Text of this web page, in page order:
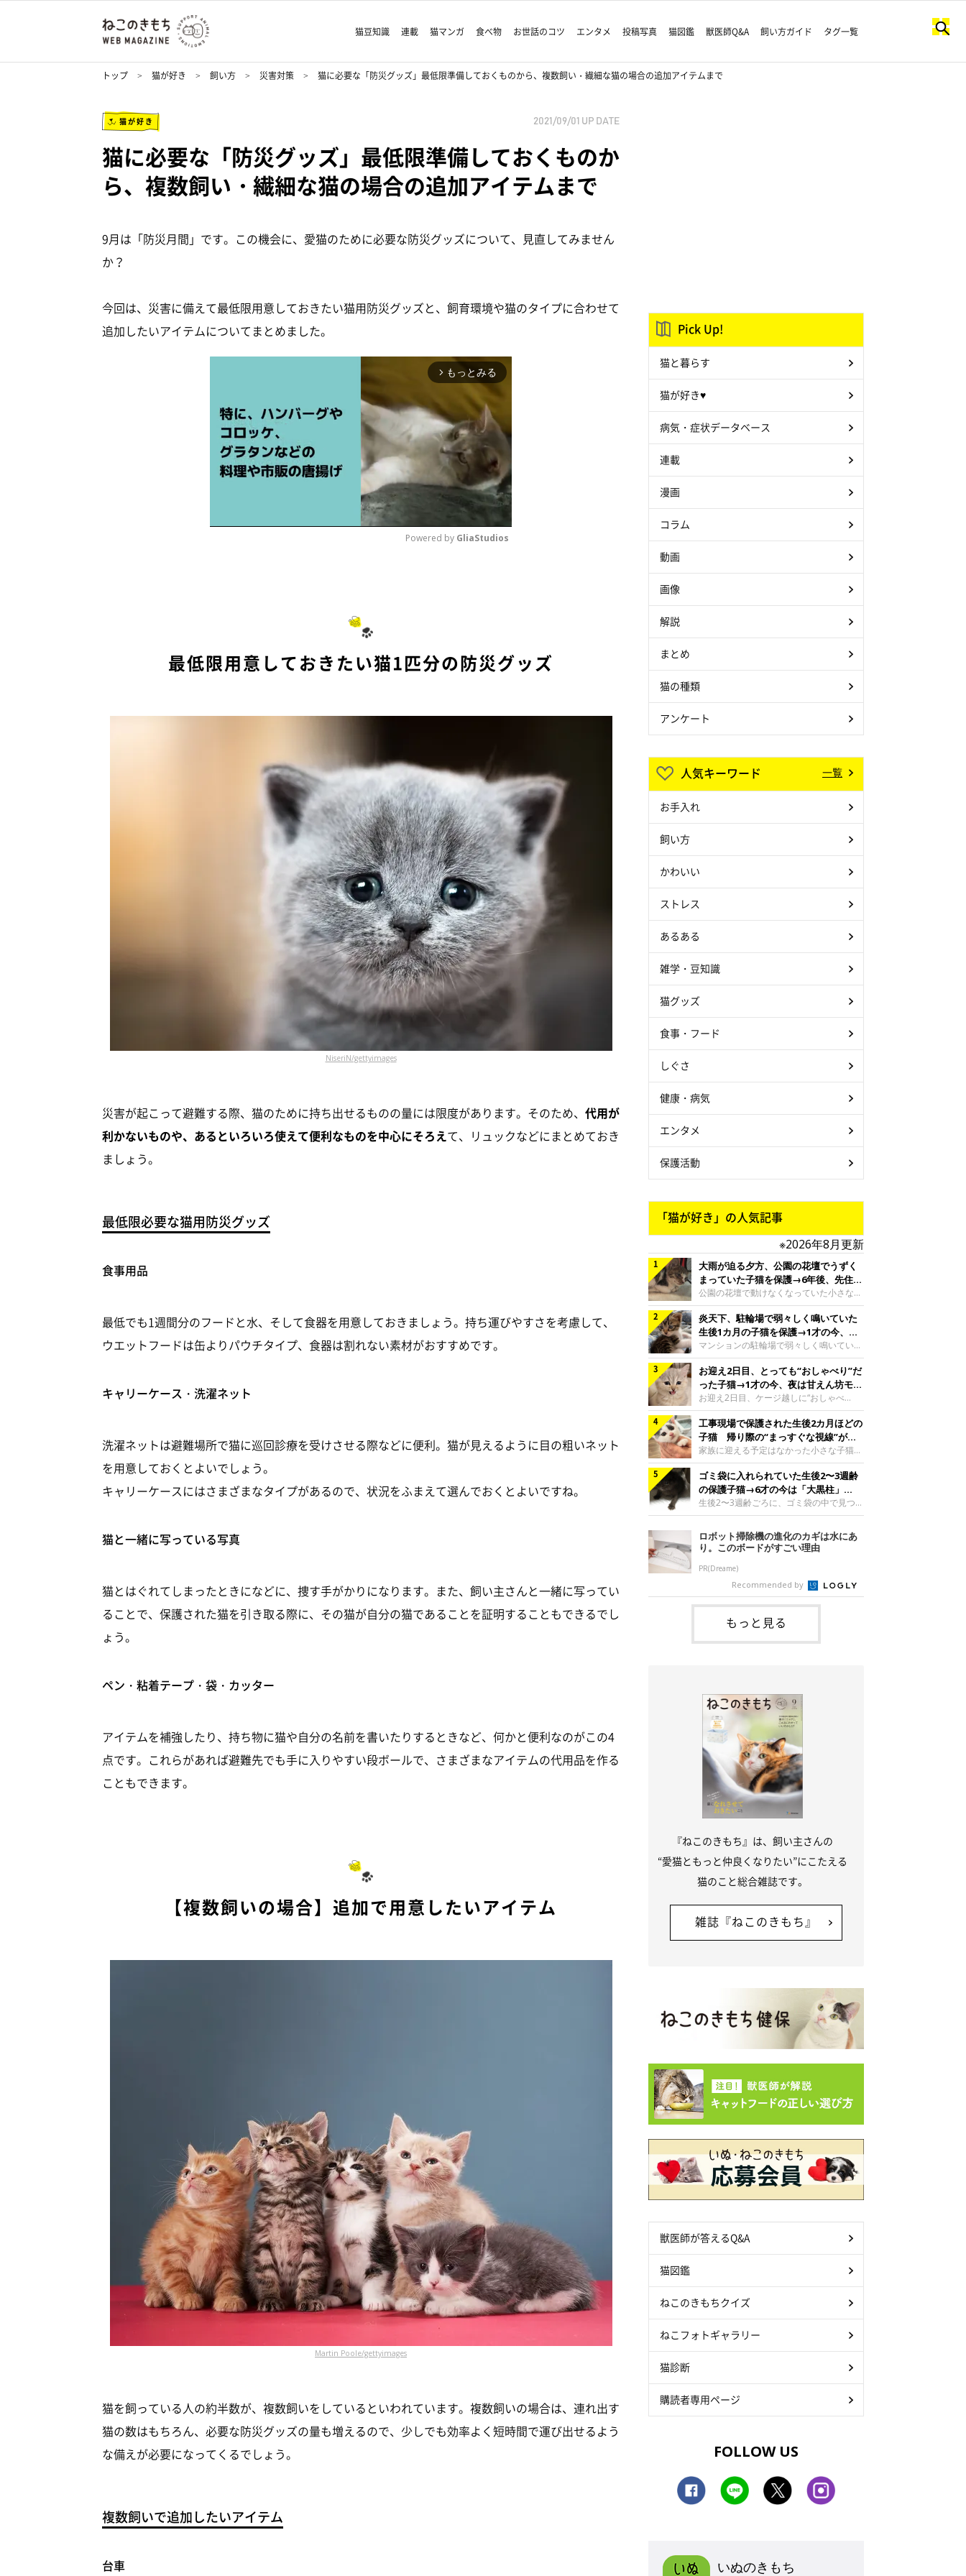
猫豆知識 連載 猫マンガ 食べ物 お世話のコツ エンタメ 投稿写真 猫図鑑 獣医師Q&A 飼い方ガイド タグ一覧
トップ 猫が好き 飼い方 災害対策 猫に必要な「防災グッズ」最低限準備しておくものから、複数飼い・繊細な猫の場合の追加アイテムまで
猫が好き 2021/09/01 UP DATE
猫に必要な「防災グッズ」最低限準備しておくものか
ら、複数飼い・繊細な猫の場合の追加アイテムまで
9月は「防災月間」です。この機会に、愛猫のために必要な防災グッズについて、見直してみません
か？
今回は、災害に備えて最低限用意しておきたい猫用防災グッズと、飼育環境や猫のタイプに合わせて
追加したいアイテムについてまとめました。
arrow_forward_ios もっとみる
Powered by GliaStudios
最低限用意しておきたい猫1匹分の防災グッズ
NiseriN/gettyimages
災害が起こって避難する際、猫のために持ち出せるものの量には限度があります。そのため、 代用が
利かないものや、あるといろいろ使えて便利なものを中心にそろえて、リュックなどにまとめておき
ましょう。
最低限必要な猫用防災グッズ
食事用品
最低でも1週間分のフードと水、そして食器を用意しておきましょう。持ち運びやすさを考慮して、
ウエットフードは缶よりパウチタイプ、食器は割れない素材がおすすめです。
キャリーケース・洗濯ネット
洗濯ネットは避難場所で猫に巡回診療を受けさせる際などに便利。猫が見えるように目の粗いネット
を用意しておくとよいでしょう。
キャリーケースにはさまざまなタイプがあるので、状況をふまえて選んでおくとよいですね。
猫と一緒に写っている写真
猫とはぐれてしまったときになどに、捜す手がかりになります。また、飼い主さんと一緒に写ってい
ることで、保護された猫を引き取る際に、その猫が自分の猫であることを証明することもできるでし
ょう。
ペン・粘着テープ・袋・カッター
アイテムを補強したり、持ち物に猫や自分の名前を書いたりするときなど、何かと便利なのがこの4
点です。これらがあれば避難先でも手に入りやすい段ボールで、さまざまなアイテムの代用品を作る
こともできます。
【複数飼いの場合】追加で用意したいアイテム
Martin Poole/gettyimages
猫を飼っている人の約半数が、複数飼いをしているといわれています。複数飼いの場合は、連れ出す
猫の数はもちろん、必要な防災グッズの量も増えるので、少しでも効率よく短時間で運び出せるよう
な備えが必要になってくるでしょう。
複数飼いで追加したいアイテム
台車
Pick Up!
猫と暮らす
猫が好き♥
病気・症状データベース
連載
漫画
コラム
動画
画像
解説
まとめ
猫の種類
アンケート
人気キーワード 一覧
お手入れ
飼い方
かわいい
ストレス
あるある
雑学・豆知識
猫グッズ
食事・フード
しぐさ
健康・病気
エンタメ
保護活動
「猫が好き」の人気記事
※2026年8月更新
大雨が迫る夕方、公園の花壇でうずく
まっていた子猫を保護→6年後、先住猫
と“姉妹”のような関係に
公園の花壇で動けなくなっていた小さな子
猫。家族に迎えられてから6年、先住猫と
の間には深い絆が育まれていました。保護
当時のティダちゃん。
@muumuu62197189紹介するのは、
X（旧Twitter）ユーザー
@muumuu62197189さんの愛猫・ティダ
ちゃん（取材時6才）の成長記録です。こ
ちらは、生後3カ月ごろのティダちゃん。
飼い主さんが出会ったのは、夜から大雨に
なると予報されていた日の夕方でした。花
壇で動けずにいた子猫保護したばかりのテ
ィダちゃん。@muumuu62197189飼い主
さんは、公園の
炎天下、駐輪場で弱々しく鳴いていた
生後1カ月の子猫を保護→1才の今、筋
肉質でツンデレなコに成長
マンションの駐輪場で弱々しく鳴いてい
た、生後1カ月ほどの子猫。家族に迎えら
れてから1年、体も行動も大きく成長しま
した。炎天下の駐輪場で鳴いていた小さな
子猫保護当時のモモちゃん。@Kingponzu
紹介するのは、X（旧Twitter）ユーザー
@Kingponzuさんの愛猫・モモちゃん（取
材時1才）の成長記録です。こちらは、モ
モちゃんが生後1カ月ごろに撮影された一
枚。飼い主さんの自宅マンションの駐輪場
で鳴いていたところを保護された当時の姿
です。子猫時代のモモちゃん。
@Kingponzuその日は気温が35℃を
お迎え2日目、とっても“おしゃべり”だ
った子猫→1才の今、夜は甘えん坊モー
ドになるコに成長！
お迎え2日目、ケージ越しに“おしゃべ
り”する姿を見せていた子猫。1才になった
今も見せる愛らしい姿にキュンとします。
お迎え2日目、ケージ越しに何かを伝える
ももちゃん“おしゃべり”なももちゃん。
@poocoonyan紹介するのは、Instagram
ユーザー@poocoonyanさんの愛猫・もも
ちゃん（取材時1才／マンチカン）です。
こちらの動画は、ももちゃんが生後2カ月
を過ぎたころ、お迎え2日目に撮影された
ため、当時はケージの中で過ごしていまし
た。鳴いてアピールするももち
工事現場で保護された生後2カ月ほどの
子猫 帰り際の“まっすぐな視線”が忘
れられず、家族の一員に
家族に迎える予定はなかった小さな子猫。
帰り際に見せた姿が、飼い主さんの心に残
りました。保護当時の夏目ちゃん。
@shibainu_rintaro紹介するのは、
Instagramユーザー@shibainu_rintaroさ
んの愛猫・夏目（なつめ）ちゃん（取材時
3才）。工事現場で親猫とはぐれたとみら
れ、保護された当時は生後2カ月ほどだっ
たといいます。新しい飼い主を探すつもり
が……保護されてケージに入っている夏目
ちゃん。@shibainu_rintaro夏目ちゃんを
保護したのは、以前、飼い主さんの愛猫・
ちくわく
ゴミ袋に入れられていた生後2〜3週齢
の保護子猫→6才の今は「大黒柱」
に！ 美しい黒猫に成長した姿にグッ
とくる
生後2〜3週齢ごろに、ゴミ袋の中で見つか
った小さな命。ミルクから育てられたその
子猫は今、家族に欠かせない存在へと成長
しました。ゴミ袋の中で見つかった、ミニ
モグラのような子猫よちよち歩きをしてい
たころの、生後2〜3週齢ごろのドンちゃ
ん。@doddou_1今回紹介するのは、
X（旧Twitter）ユーザー@doddou_1さん
の愛猫・ドンちゃん（取材時、推定6才／
本名：ドミトリー・ドンスコイ）。ドンち
ゃんは、保護猫でした。ドンちゃんが見つ
かったのは、飼い主さんの姉の勤め先の敷
ロボット掃除機の進化のカギは水にあ
り。このボードがすごい理由
PR(Dreame)
Recommended by
もっと見る
『ねこのきもち』は、飼い主さんの
“愛猫ともっと仲良くなりたい”にこたえる
猫のこと総合雑誌です。
雑誌『ねこのきもち』
獣医師が答えるQ&A
猫図鑑
ねこのきもちクイズ
ねこフォトギャラリー
猫診断
購読者専用ページ
FOLLOW US
いぬのきもち